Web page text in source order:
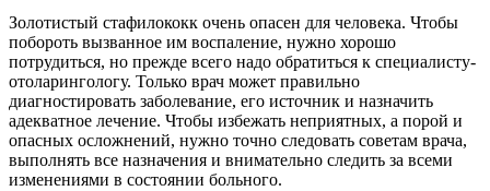
Золотистый стафилококк очень опасен для человека. Чтобы
побороть вызванное им воспаление, нужно хорошо
потрудиться, но прежде всего надо обратиться к специалисту-
отоларингологу. Только врач может правильно
диагностировать заболевание, его источник и назначить
адекватное лечение. Чтобы избежать неприятных, а порой и
опасных осложнений, нужно точно следовать советам врача,
выполнять все назначения и внимательно следить за всеми
изменениями в состоянии больного.